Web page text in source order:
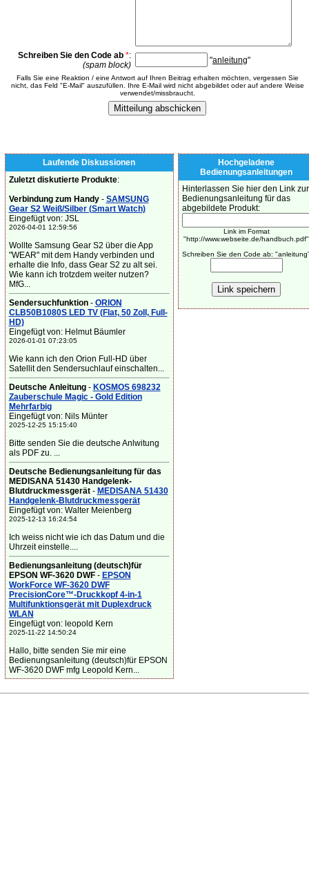
Schreiben Sie den Code ab *:
(spam block)
"anleitung"
Falls Sie eine Reaktion / eine Antwort auf Ihren Beitrag erhalten möchten, vergessen Sie
nicht, das Feld "E-Mail" auszufüllen. Ihre E-Mail wird nicht abgebildet oder auf andere Weise
verwendet/missbraucht.
Laufende Diskussionen
Zuletzt diskutierte Produkte:
Verbindung zum Handy- SAMSUNG
Gear S2 Weiß/Silber (Smart Watch)
Eingefügt von: JSL
2026-04-01 12:59:56
Wollte Samsung Gear S2 über die App
"WEAR" mit dem Handy verbinden und
erhalte die Info, dass Gear S2 zu alt sei.
Wie kann ich trotzdem weiter nutzen?
MfG...
Sendersuchfunktion- ORION
CLB50B1080S LED TV (Flat, 50 Zoll, Full-
HD)
Eingefügt von: Helmut Bäumler
2026-01-01 07:23:05
Wie kann ich den Orion Full-HD über
Satellit den Sendersuchlauf einschalten...
Deutsche Anleitung- KOSMOS 698232
Zauberschule Magic - Gold Edition
Mehrfarbig
Eingefügt von: Nils Münter
2025-12-25 15:15:40
Bitte senden Sie die deutsche Anlwitung
als PDF zu. ...
Deutsche Bedienungsanleitung für das
MEDISANA 51430 Handgelenk-
Blutdruckmessgerät- MEDISANA 51430
Handgelenk-Blutdruckmessgerät
Eingefügt von: Walter Meienberg
2025-12-13 16:24:54
Ich weiss nicht wie ich das Datum und die
Uhrzeit einstelle....
Bedienungsanleitung (deutsch)für
EPSON WF-3620 DWF- EPSON
WorkForce WF-3620 DWF
PrecisionCore™-Druckkopf 4-in-1
Multifunktionsgerät mit Duplexdruck
WLAN
Eingefügt von: leopold Kern
2025-11-22 14:50:24
Hallo, bitte senden Sie mir eine
Bedienungsanleitung (deutsch)für EPSON
WF-3620 DWF mfg Leopold Kern...
Hochgeladene
Bedienungsanleitungen
Hinterlassen Sie hier den Link zur
Bedienungsanleitung für das
abgebildete Produkt:
Link im Format
"http://www.webseite.de/handbuch.pdf"
Schreiben Sie den Code ab: